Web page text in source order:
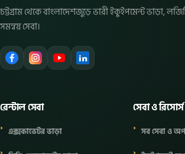
চট্টগ্রাম থেকে বাংলাদেশজুড়ে ভারী ইকুইপমেন্ট ভাড়া,
সমন্বয় সেবা।
রেন্টাল সেবা
এক্সকাভেটর ভাড়া
সেবা ও রিসোর্স
সব সেবা ও